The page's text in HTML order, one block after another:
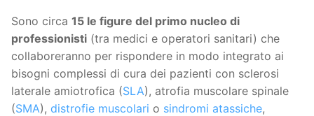
Sono circa 15 le figure del primo nucleo di
professionisti (tra medici e operatori sanitari) che
collaboreranno per rispondere in modo integrato ai
bisogni complessi di cura dei pazienti con sclerosi
laterale amiotrofica (SLA), atrofia muscolare spinale
(SMA), distrofie muscolari o sindromi atassiche,